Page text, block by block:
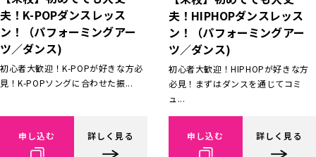
夫！K-POPダンスレッス
ン！（パフォーミングアー
ツ／ダンス)
初心者大歓迎！K-POPが好きな方必
見！K-POPソングに合わせた振...
申し込む 詳しく見る
夫！HIPHOPダンスレッス
ン！（パフォーミングアー
ツ／ダンス)
初心者大歓迎！HIPHOPが好きな方
必見！まずはダンスを通じてコミ
ュ...
申し込む 詳しく見る